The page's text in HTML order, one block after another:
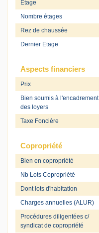
Etage
Nombre étages
Rez de chaussée
Dernier Etage
Aspects financiers
Prix
Bien soumis à l'encadrement
des loyers
Taxe Foncière
Copropriété
Bien en copropriété
Nb Lots Copropriété
Dont lots d'habitation
Charges annuelles (ALUR)
Procédures diligentées c/
syndicat de copropriété